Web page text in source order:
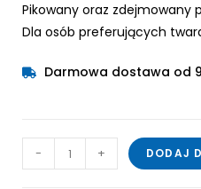
Pikowany oraz zdejmowany
Dla osób preferujących
Darmowa dostawa od
- + DODAJ